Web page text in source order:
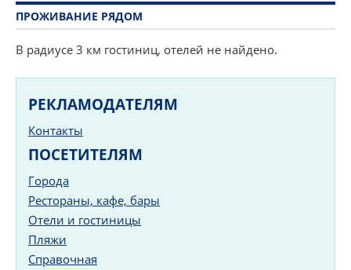
ПРОЖИВАНИЕ РЯДОМ
В радиусе 3 км гостиниц, отелей не найдено.
РЕКЛАМОДАТЕЛЯМ
Контакты
ПОСЕТИТЕЛЯМ
Города
Рестораны, кафе, бары
Отели и гостиницы
Пляжи
Справочная